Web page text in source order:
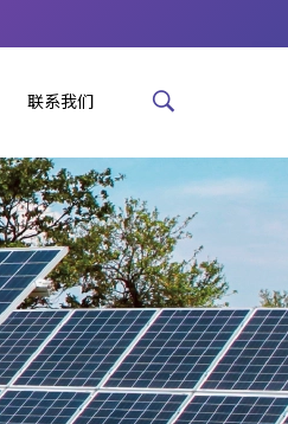
联系我们